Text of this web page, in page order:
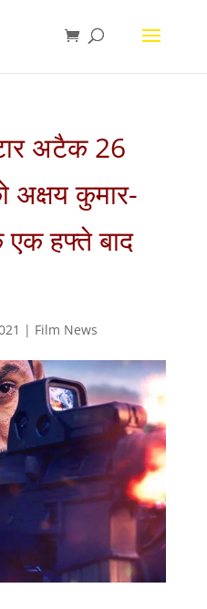
अटैक 26
अक्षय कुमार-
एक हफ्ते बाद
| Film News